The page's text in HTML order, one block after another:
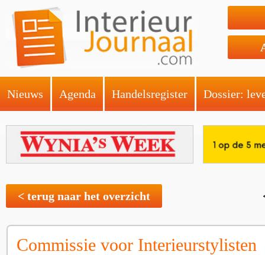
Nieuws Agenda Handelsregister Dossier:
< terug naar het overzicht
Commissie voor Interieurstylisten